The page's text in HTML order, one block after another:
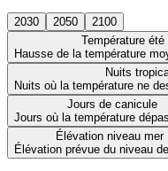
2030 2050
2100
Température été
Hausse de la température
Nuits
Nuits où la température ne
Jours de canicule
Jours où la température
Élévation niveau mer
Élévation prévue du niveau